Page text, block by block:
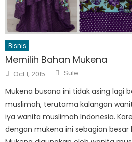
Bisnis
Memilih Bahan Mukena
Posted
on
Oct 1, 2015 Author
Sule
Mukena busana ini tidak asing lagi
muslimah, terutama kalangan
iya wanita muslimah Indonesia.
dengan mukena ini sebagian besar